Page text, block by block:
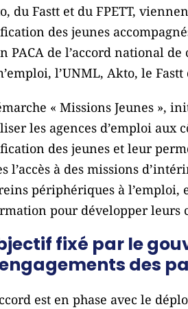
du Fastt et du FPETT,
des jeunes
PACA de l’accord national
l’UNML, Akto, le Fastt
« Missions Jeunes »,
les agences d’emploi aux
des jeunes et leur
l’accès à des missions
périphériques à l’emploi,
pour développer leurs
fixé par le
des
est en phase avec le